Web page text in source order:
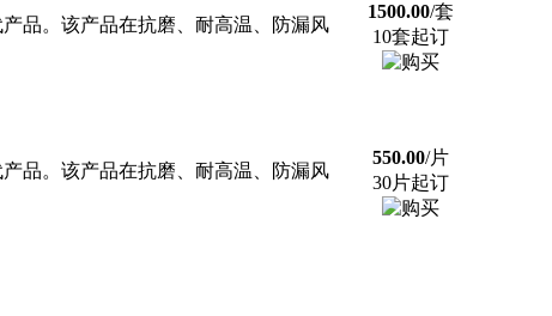
品。该产品在抗磨、耐高温、防漏风
1500.00/套
10套起订
品。该产品在抗磨、耐高温、防漏风
550.00/片
30片起订